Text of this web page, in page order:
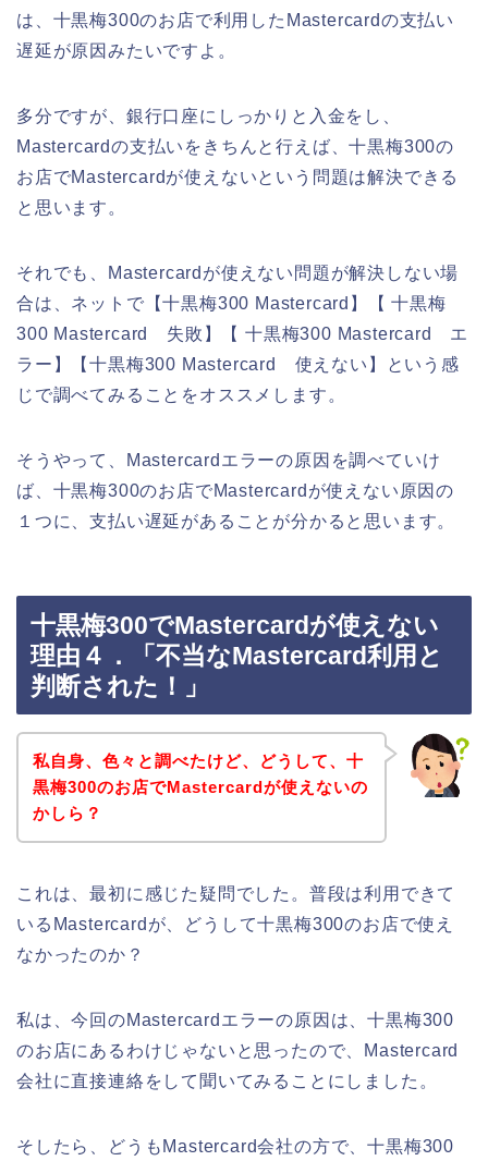
は、十黒梅300のお店で利用したMastercardの支払い
遅延が原因みたいですよ。
多分ですが、銀行口座にしっかりと入金をし、
Mastercardの支払いをきちんと行えば、十黒梅300の
お店でMastercardが使えないという問題は解決できる
と思います。
それでも、Mastercardが使えない問題が解決しない場
合は、ネットで【十黒梅300 Mastercard】【 十黒梅
300 Mastercard 失敗】【 十黒梅300 Mastercard エ
ラー】【十黒梅300 Mastercard 使えない】という感
じで調べてみることをオススメします。
そうやって、Mastercardエラーの原因を調べていけ
ば、十黒梅300のお店でMastercardが使えない原因の
１つに、支払い遅延があることが分かると思います。
十黒梅300でMastercardが使えない
理由４．「不当なMastercard利用と
判断された！」
私自身、色々と調べたけど、どうして、十
黒梅300のお店でMastercardが使えないの
かしら？
これは、最初に感じた疑問でした。普段は利用できて
いるMastercardが、どうして十黒梅300のお店で使え
なかったのか？
私は、今回のMastercardエラーの原因は、十黒梅300
のお店にあるわけじゃないと思ったので、Mastercard
会社に直接連絡をして聞いてみることにしました。
そしたら、どうもMastercard会社の方で、十黒梅300